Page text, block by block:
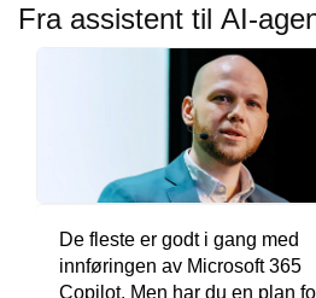
Fra assistent til AI-
De fleste er godt i gang med
innføringen av Microsoft 365
Copilot. Men har du en plan